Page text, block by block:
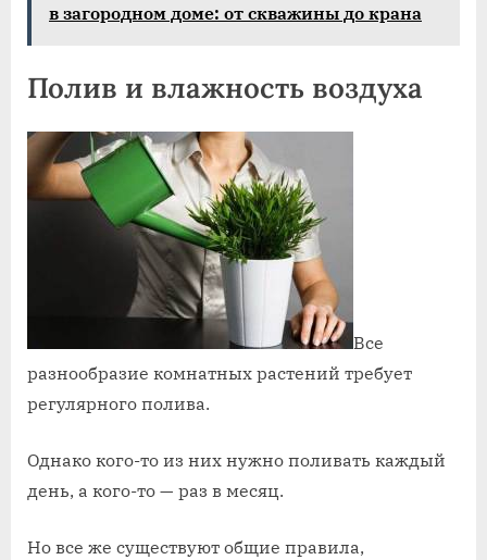
в загородном доме: от скважины до крана
Полив и влажность воздуха
Все
разнообразие комнатных растений требует
регулярного полива.
Однако кого-то из них нужно поливать каждый
день, а кого-то — раз в месяц.
Но все же существуют общие правила,